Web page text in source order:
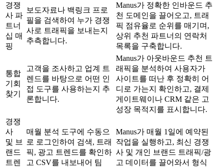
경쟁
사 파
트너
십 매
핑
보도자료나 백링크 프로
필을 검색하여 누가 경쟁
사로 트래픽을 보내는지
추측합니다.
Manus가 정확한 인바운드 추
천 도메인을 끌어오고, 트래
픽 점유율로 순위를 매기며,
상위 추천 파트너의 연락처
목록을 구축합니다.
통합
기회
찾기
고객을 조사하고 업계 트
렌드를 바탕으로 어떤 인
접 도구를 사용하는지 추
론합니다.
Manus가 아웃바운드 추천 트
래픽을 분석하여 사용자가
사이트를 떠난 후 정확히 어
디로 가는지 확인하고, 결제
게이트웨이나 CRM 같은 고
성장 목적지를 표시합니다.
경쟁
사
및 브
랜드
트렌
매월 분석 도구에 수동으
로 로그인하여 검색, 트래
픽, 광고 트렌드를 확인하
고 CSV를 내보내어 팀
Manus가 매월 1일에 예약된
작업을 실행하고, 최신 경쟁
사 및 개인 브랜드 트래픽/광
고 데이터를 끌어와서 형식